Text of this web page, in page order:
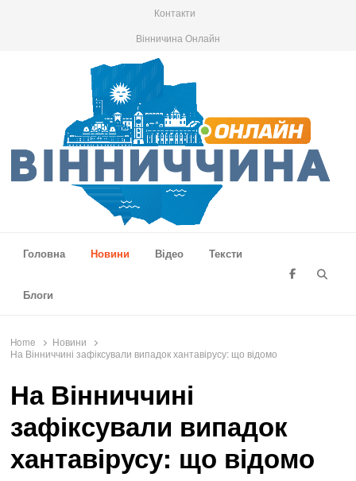
Контакти
Вінничина Онлайн
Головна
Новини Відео Тексти
Блоги
Home
Новини
На Вінниччині зафіксували випадок хантавірусу: що відомо
На Вінниччині
зафіксували випадок
хантавірусу: що відомо